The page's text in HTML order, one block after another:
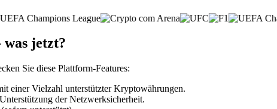
jetzt?
Sie diese Plattform-Features:
einer Vielzahl unterstützter Kryptowährungen.
der Netzwerksicherheit.